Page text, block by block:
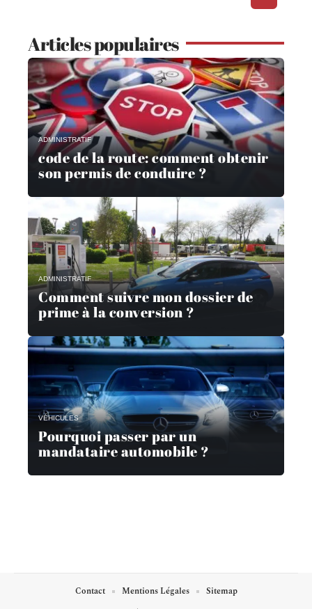
Articles populaires
ADMINISTRATIF
code de la route: comment obtenir
son permis de conduire ?
ADMINISTRATIF
Comment suivre mon dossier de
prime à la conversion ?
VÉHICULES
Pourquoi passer par un
mandataire automobile ?
Contact Mentions Légales Sitemap